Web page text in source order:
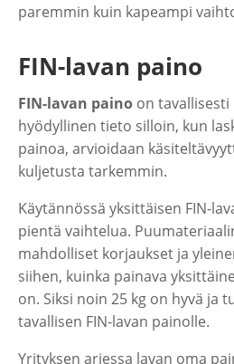
paremmin kuin kapeampi
FIN-lavan paino
FIN-lavan paino on tavallisesti
hyödyllinen tieto silloin, kun
painoa, arvioidaan
kuljetusta tarkemmin.
Käytännössä yksittäisen FIN-
pientä vaihtelua.
mahdolliset korjaukset ja
siihen, kuinka painava
on. Siksi noin 25 kg on hyvä ja
tavallisen FIN-lavan painolle.
Yrityksen arjessa lavan oma